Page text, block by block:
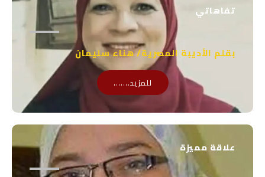
تفاهاتي
بقلم الأديبة المصرية/ هناء سليمان
للمزيد.......
علاقة مميزة